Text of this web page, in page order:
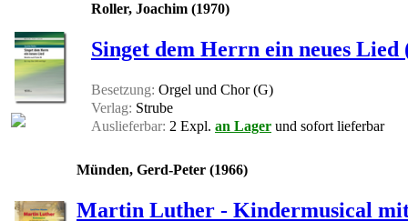
Roller, Joachim (1970)
Singet dem Herrn ein neues
Besetzung: Orgel und Chor (G)
Verlag: Strube
Auslieferbar: 2 Expl. an Lager und sofort lieferbar
Münden, Gerd-Peter (1966)
Martin Luther - Kindermusical